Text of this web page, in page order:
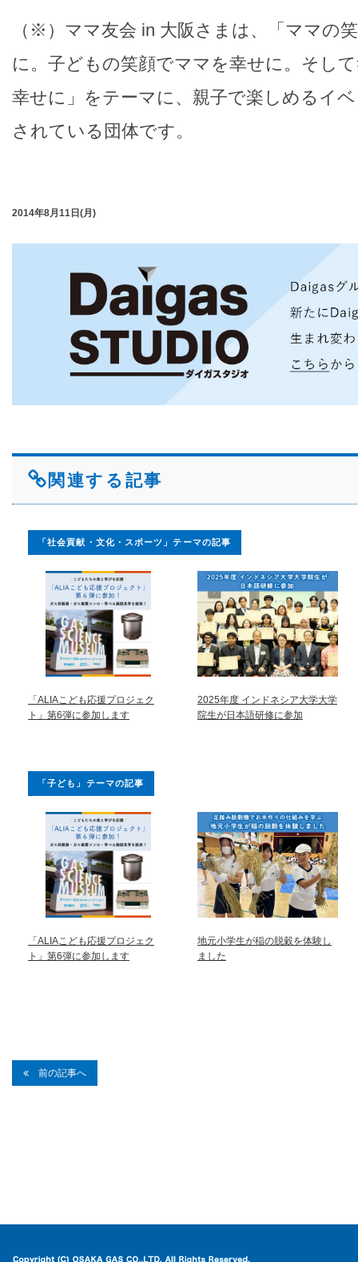
（※）ママ友会 in 大阪さまは、「ママの
に。子どもの笑顔でママを幸せに。そし
幸せに」をテーマに、親子で楽しめるイ
されている団体です。
2014年8月11日(月)
関連する記事
「社会貢献・文化・スポーツ」テーマの記事
「ALIAこども応援プロジェク
ト」第6弾に参加します
2025年度 インドネシア大学大学
院生が日本語研修に参加
「子ども」テーマの記事
「ALIAこども応援プロジェク
ト」第6弾に参加します
地元小学生が稲の脱穀を体験し
ました
前の記事へ